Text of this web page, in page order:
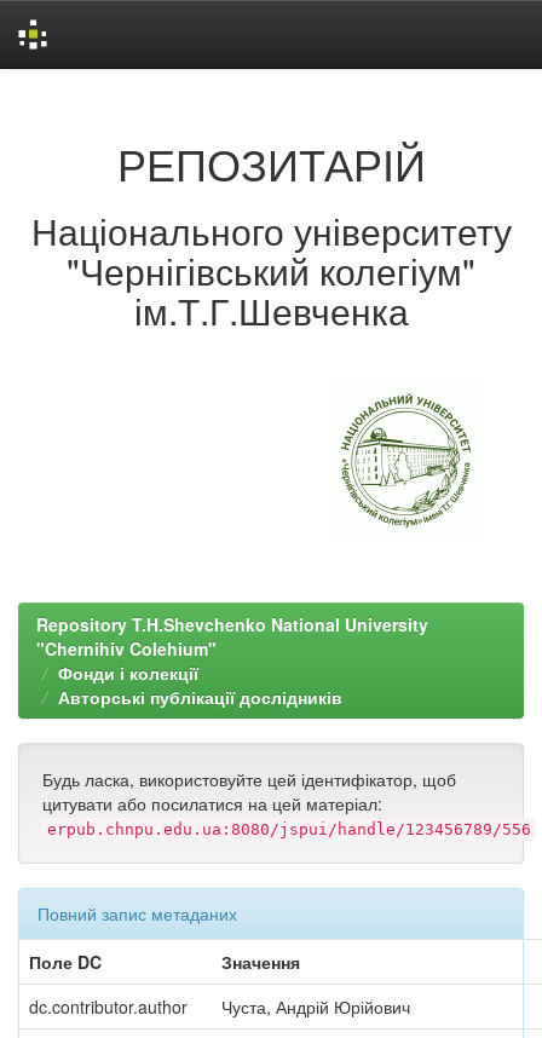
РЕПОЗИТАРІЙ
Національного університету
"Чернігівський колегіум"
ім.Т.Г.Шевченка
Repository T.H.Shevchenko National University
"Chernihiv Colehium"
Фонди і колекції
Авторські публікації дослідників
Будь ласка, використовуйте цей ідентифікатор, щоб
цитувати або посилатися на цей матеріал:
erpub.chnpu.edu.ua:8080/jspui/handle/123456789/556
Повний запис метаданих
Поле DC
Значення
dc.contributor.author
Чуста, Андрій Юрійович